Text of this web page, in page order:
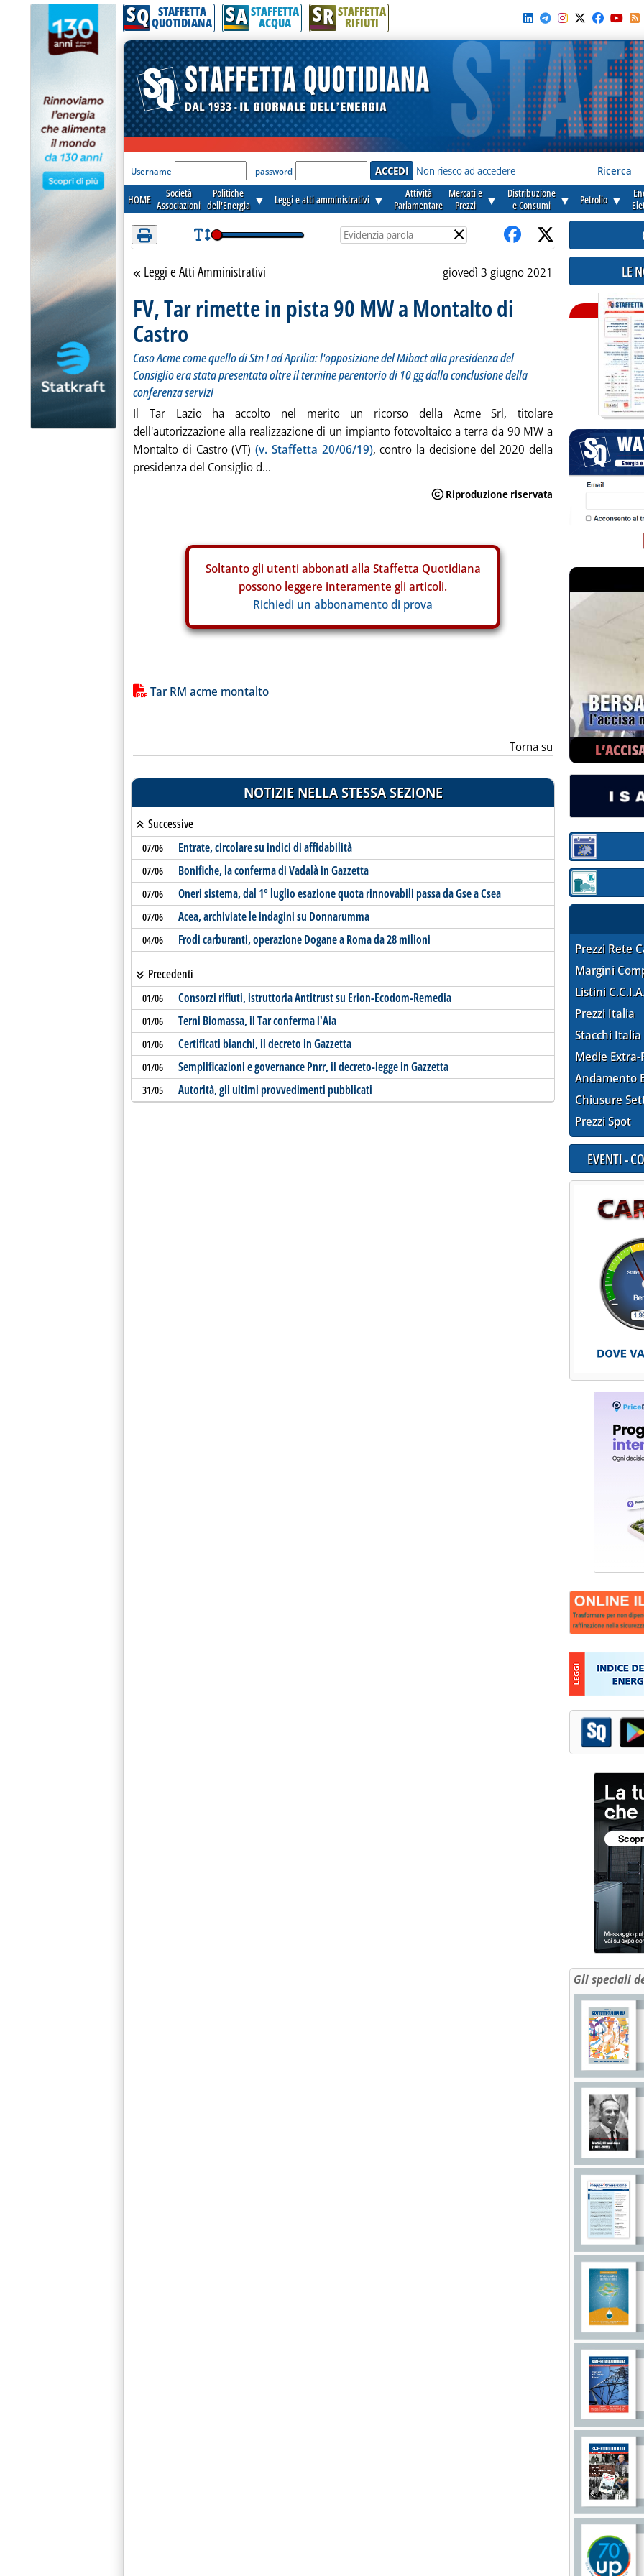
Attenzione! Esegui l'accesso per lèggere interamente la notizia.
SQ STAFFETTA
QUOTIDIANA SA STAFFETTA
ACQUA SR STAFFETTA
RIFIUTI
'Modulo Login per accedere'
Username password Non riesco ad accedere Ricerca
HOME
Società
Associazioni
Politiche
dell'Energia ▼ Leggi e atti amministrativi ▼
Attività
Parlamentare
Mercati e
Prezzi
▼
Distribuzione
e Consumi
▼ Petrolio ▼
×
Torna alla sezione
Leggi e Atti Amministrativi giovedì 3 giugno 2021
FV, Tar rimette in pista 90 MW a Montalto di
Castro
Caso Acme come quello di Stn I ad Aprilia: l'opposizione del Mibact alla presidenza del
Consiglio era stata presentata oltre il termine perentorio di 10 gg dalla conclusione della
conferenza servizi
Il Tar Lazio ha accolto nel merito un ricorso della Acme Srl, titolare
dell'autorizzazione alla realizzazione di un impianto fotovoltaico a terra da 90 MW a
Montalto di Castro (VT) (v. Staffetta 20/06/19), contro la decisione del 2020 della
presidenza del Consiglio d...
Soltanto gli utenti abbonati alla Staffetta Quotidiana
possono leggere interamente gli articoli.
Richiedi un abbonamento di prova
Lista allegati PDF alla notizia
Tar RM acme montalto
Torna su
NOTIZIE NELLA STESSA SEZIONE
Successive
07/06 Entrate, circolare su indici di affidabilità
07/06 Bonifiche, la conferma di Vadalà in Gazzetta
07/06 Oneri sistema, dal 1° luglio esazione quota rinnovabili passa da Gse a Csea
07/06 Acea, archiviate le indagini su Donnarumma
04/06 Frodi carburanti, operazione Dogane a Roma da 28 milioni
Precedenti
01/06 Consorzi rifiuti, istruttoria Antitrust su Erion-Ecodom-Remedia
01/06 Terni Biomassa, il Tar conferma l'Aia
01/06 Certificati bianchi, il decreto in Gazzetta
01/06 Semplificazioni e governance Pnrr, il decreto-legge in Gazzetta
31/05 Autorità, gli ultimi provvedimenti pubblicati
LE
Sezione:
Sezione:
Prezzi Rete
Margini
Listini
Prezzi Italia
Stacchi Italia
Medie Extra-
Andamento
Chiusure
Prezzi Spot
EVENTI -
Gli speciali